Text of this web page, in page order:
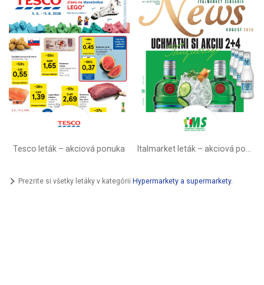
Tesco leták – akciová ponuka
Prezrite si všetky letáky v kategórii Hypermarkety a supermarkety.